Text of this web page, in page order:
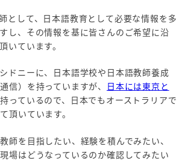
として、日本語教育として必要な情報を多
し、その情報を基に皆さんのご希望に沿
いています。
ドニーに、日本語学校や日本語教師養成
信）を持っていますが、 日本には東京と
っているので、日本でもオーストラリアで
頂いています。
師を目指したい、経験を積んでみたい、
場はどうなっているのか確認してみたい